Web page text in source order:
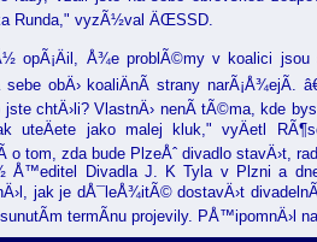
Runda," vyzÃ½val ÄŒSSD.
opÃ¡Äil, Å¾e problÃ©my v koalici
sebe obÄ› koaliÄnÃ­ strany
jste chtÄ›li? VlastnÄ› nenÃ­ tÃ©ma, kde
uteÄete jako malej kluk," vyÄetl
o tom, zda bude PlzeÅˆ divadlo stavÄ›t,
Å™editel Divadla J. K Tyla v Plzni a
jak je dÅ¯leÅ¾itÃ© dostavÄ›t
termÃ­nu projevily. PÅ™ipomnÄ›l